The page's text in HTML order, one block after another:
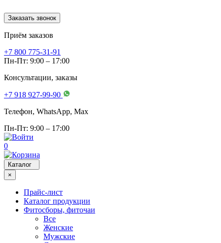
Заказать звонок
Приём заказов
+7 800 775-31-91
Пн-Пт: 9:00 – 17:00
Консультации, заказы
+7 918 927-99-90
Телефон, WhatsApp, Мах
Пн-Пт: 9:00 – 17:00
0
Каталог
×
Прайс-лист
Каталог продукции
Фитосборы, фиточаи
Все
Женские
Мужские